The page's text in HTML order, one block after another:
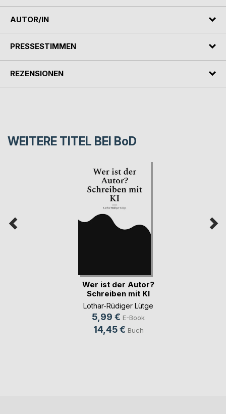
AUTOR/IN
PRESSESTIMMEN
REZENSIONEN
WEITERE TITEL BEI BoD
Wer ist der Autor?
Schreiben mit KI
Lothar-Rüdiger Lütge
5,99 € E-Book
14,45 € Buch